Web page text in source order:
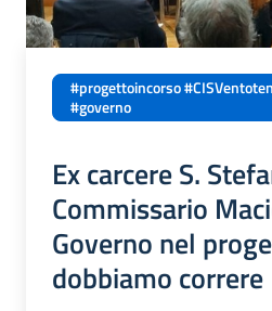
#progettoincorso
#governo
Ex carcere S.
Commissario
Governo nel
dobbiamo correre